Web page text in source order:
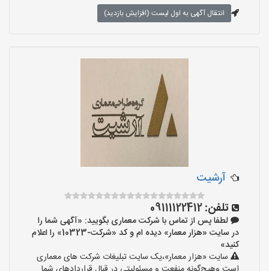
انتقال آگهی به اول لیست (افزایش بازدید)
آرشیت
تلفن:09111122412
لطفا پس از تماس با شرکت معماری بگویید: «آگهی شما را
در سایت «هزار معمار» دیده ام و کد «شرکت-10323» را اعلام
کنید»
سایت «هزار معمار»،یک سایت تبلیغات شرکت های معماری